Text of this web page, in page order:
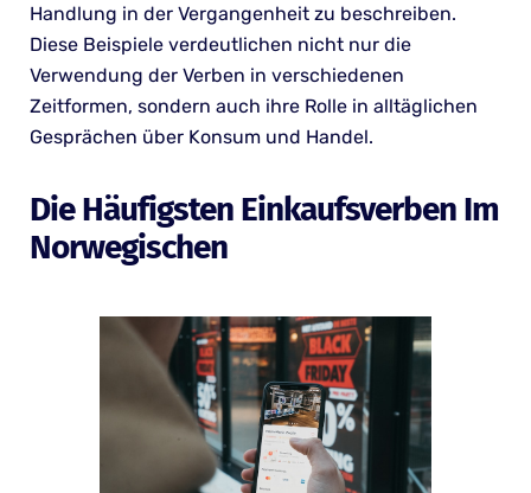
Handlung in der Vergangenheit zu beschreiben.
Diese Beispiele verdeutlichen nicht nur die
Verwendung der Verben in verschiedenen
Zeitformen, sondern auch ihre Rolle in alltäglichen
Gesprächen über Konsum und Handel.
Die Häufigsten Einkaufsverben Im
Norwegischen